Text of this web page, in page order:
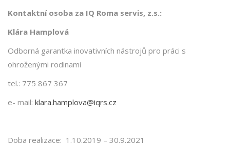
Kontaktní osoba za IQ Roma servis, z.s.:
Klára Hamplová
Odborná garantka inovativních nástrojů pro práci s
ohroženými rodinami
tel.: 775 867 367
e- mail: klara.hamplova@iqrs.cz
Doba realizace: 1.10.2019 – 30.9.2021